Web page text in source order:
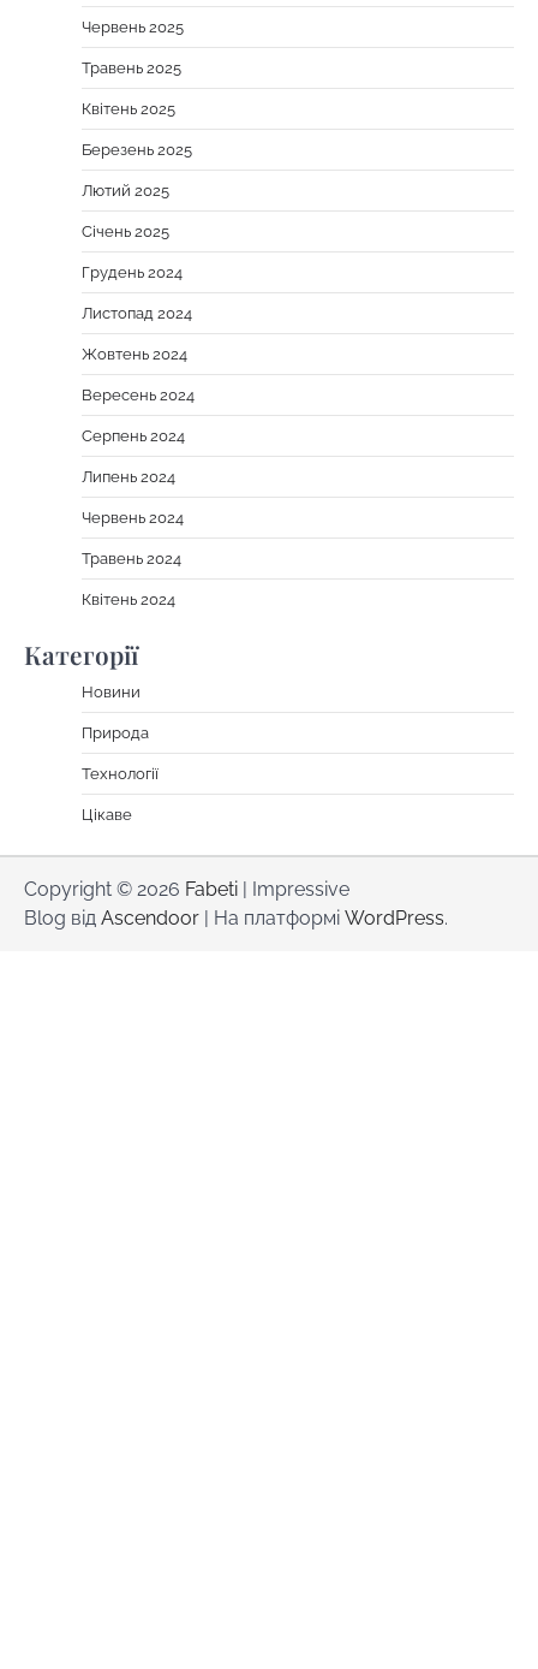
Червень 2025
Травень 2025
Квітень 2025
Березень 2025
Лютий 2025
Січень 2025
Грудень 2024
Листопад 2024
Жовтень 2024
Вересень 2024
Серпень 2024
Липень 2024
Червень 2024
Травень 2024
Квітень 2024
Категорії
Новини
Природа
Технології
Цікаве
Copyright © 2026 Fabeti | Impressive
Blog від Ascendoor | На платформі WordPress.